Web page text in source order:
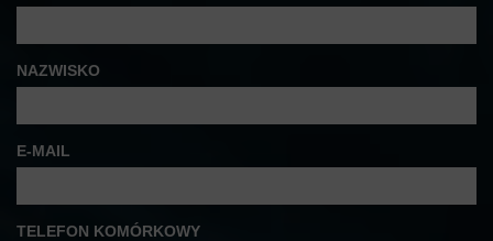
NAZWISKO
E-MAIL
TELEFON KOMÓRKOWY